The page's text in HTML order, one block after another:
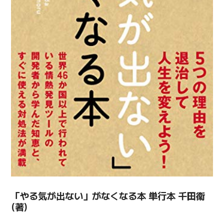
「やる気が出ない」がなくなる本 単行本 千田衞
(著)